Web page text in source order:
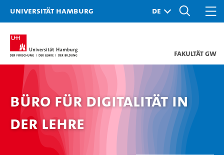
Universität Hamburg
Fakultät GW
Büro für Digitalität in
der Lehre